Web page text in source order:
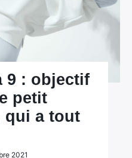
9 : objectif
petit
qui a tout
2021